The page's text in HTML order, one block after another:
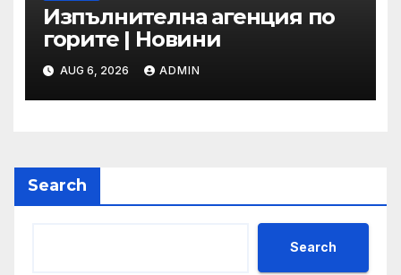
Изпълнителна агенция по
горите | Новини
AUG 6, 2026 ADMIN
Search
Search